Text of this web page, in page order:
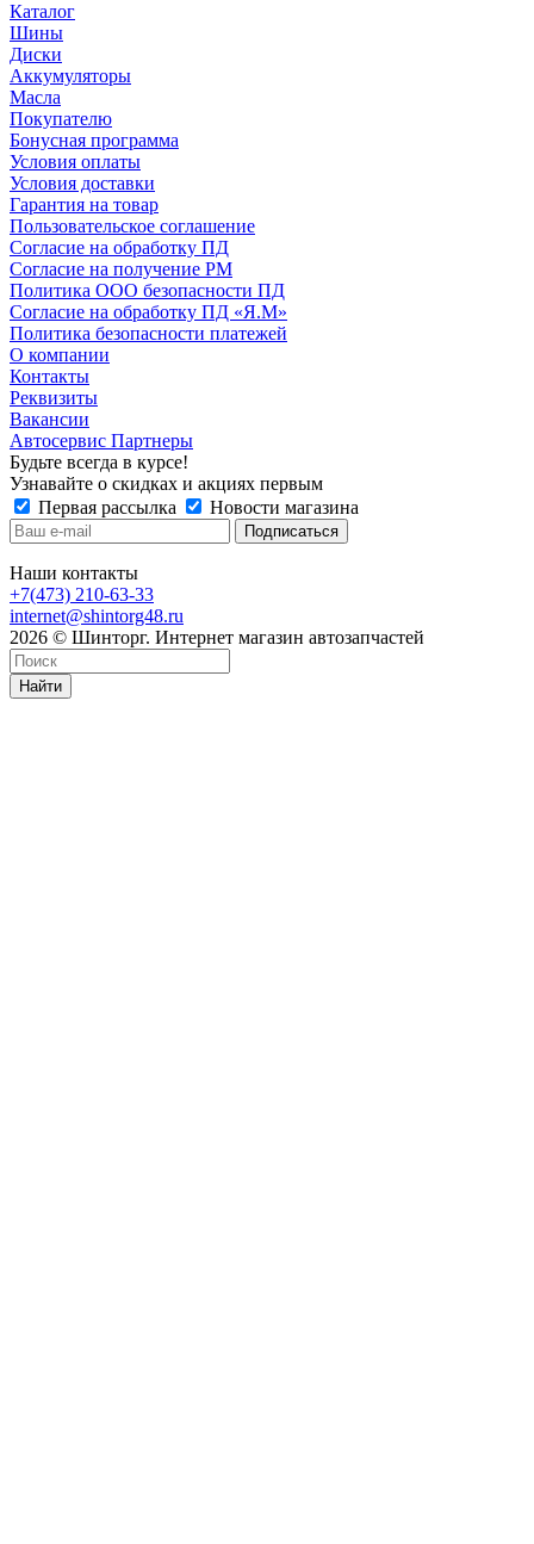
Каталог
Шины
Диски
Аккумуляторы
Масла
Покупателю
Бонусная программа
Условия оплаты
Условия доставки
Гарантия на товар
Пользовательское соглашение
Согласие на обработку ПД
Согласие на получение РМ
Политика ООО безопасности ПД
Согласие на обработку ПД «Я.М»
Политика безопасности платежей
О компании
Контакты
Реквизиты
Вакансии
Автосервис Партнеры
Будьте всегда в курсе!
Узнавайте о скидках и акциях первым
Первая рассылка
Новости магазина
Наши контакты
+7(473) 210-63-33
internet@shintorg48.ru
2026 © Шинторг. Интернет магазин автозапчастей
Найти